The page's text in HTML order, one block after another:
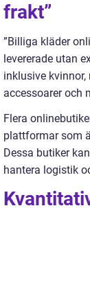
frakt”
”Billiga kläder
levererade utan
inklusive kvinnor,
accessoarer och
Flera
plattformar som
Dessa butiker
hantera logistik